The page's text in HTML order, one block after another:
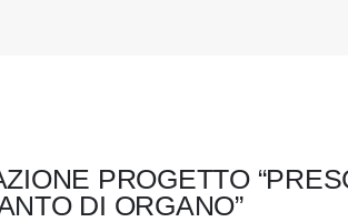
PROGETTO
DI ORGANO”